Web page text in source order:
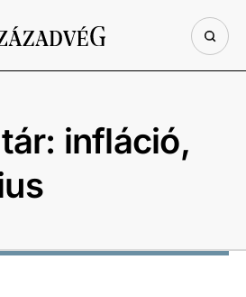
infláció,